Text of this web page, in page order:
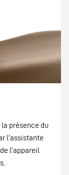
présence du
l’assistante
l’appareil